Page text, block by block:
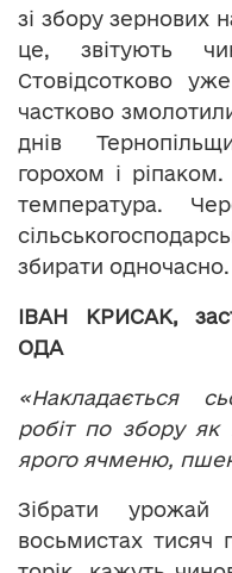
зі збору зернових
це, звітують
Стовідсотково
частково
днів
горохом і
температура.
збирати одночасно.
ІВАН КРИСАК,
ОДА
«Накладається
робіт по збору як
ярого ячменю,
Зібрати
восьмистах тисяч